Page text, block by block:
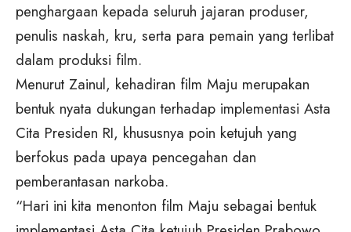
penghargaan kepada seluruh jajaran produser,
penulis naskah, kru, serta para pemain yang terlibat
dalam produksi film.
Menurut Zainul, kehadiran film Maju merupakan
bentuk nyata dukungan terhadap implementasi Asta
Cita Presiden RI, khususnya poin ketujuh yang
berfokus pada upaya pencegahan dan
pemberantasan narkoba.
“Hari ini kita menonton film Maju sebagai bentuk